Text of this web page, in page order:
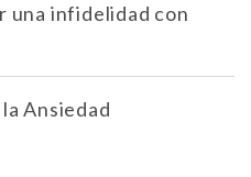
una infidelidad con
Ansiedad